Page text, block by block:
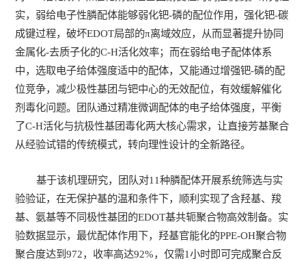
实，弱给电子性膦配体能够弱化钯-磷的配位作用，强化钯-碳
成键过程，破坏EDOT局部的π离域效应，从而显著提升协同
金属化-去质子化的C-H活化效率；而在弱给电子配体体系
中，选取电子给体强度适中的配体，又能通过增强钯-磷的配
位竞争，减少极性基团与钯中心的无效配位，有效缓解催化
剂毒化问题。团队通过精准微调配体的电子给体强度，平衡
了C-H活化与抗极性基团毒化两大核心需求，让直接芳基聚合
从经验试错的传统模式，转向理性设计的全新路径。
基于该机理研究，团队对11种膦配体开展系统筛选与实
验验证，在无保护基的温和条件下，顺利实现了含羟基、羧
基、氨基等不同极性基团的EDOT基共轭聚合物高效制备。实
验数据显示，最优配体作用下，羟基官能化的PPE-OH聚合物
聚合度达到972，收率高达92%，仅需1小时即可完成聚合反